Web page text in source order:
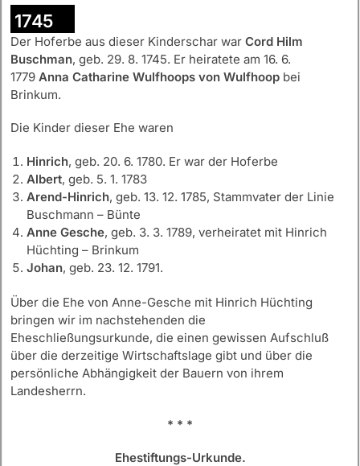
1745
Der Hoferbe aus dieser Kinderschar war Cord Hilm
Buschman, geb. 29. 8. 1745. Er heiratete am 16. 6.
1779 Anna Catharine Wulfhoops von Wulfhoop bei
Brinkum.
Die Kinder dieser Ehe waren
Hinrich, geb. 20. 6. 1780. Er war der Hoferbe
Albert, geb. 5. 1. 1783
Arend-Hinrich, geb. 13. 12. 1785, Stammvater der Linie
Buschmann – Bünte
Anne Gesche, geb. 3. 3. 1789, verheiratet mit Hinrich
Hüchting – Brinkum
Johan, geb. 23. 12. 1791.
Über die Ehe von Anne-Gesche mit Hinrich Hüchting
bringen wir im nachstehenden die
Eheschließungsurkunde, die einen gewissen Aufschluß
über die derzeitige Wirtschaftslage gibt und über die
persönliche Abhängigkeit der Bauern von ihrem
Landesherrn.
* * *
Ehestiftungs-Urkunde.